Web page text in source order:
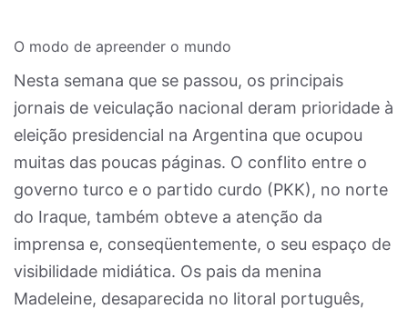
O modo de apreender o mundo
Nesta semana que se passou, os principais
jornais de veiculação nacional deram prioridade à
eleição presidencial na Argentina que ocupou
muitas das poucas páginas. O conflito entre o
governo turco e o partido curdo (PKK), no norte
do Iraque, também obteve a atenção da
imprensa e, conseqüentemente, o seu espaço de
visibilidade midiática. Os pais da menina
Madeleine, desaparecida no litoral português,